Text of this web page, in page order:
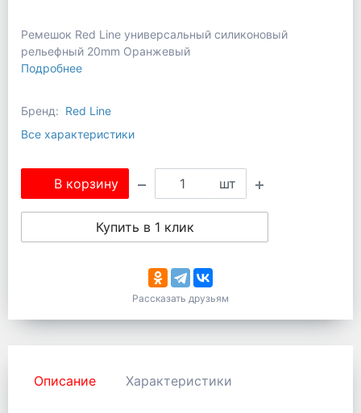
Ремешок Red Line универсальный силиконовый
рельефный 20mm Оранжевый
Подробнее
Бренд: Red Line
Все характеристики
В корзину шт
Купить в 1 клик
Рассказать друзьям
Описание Характеристики